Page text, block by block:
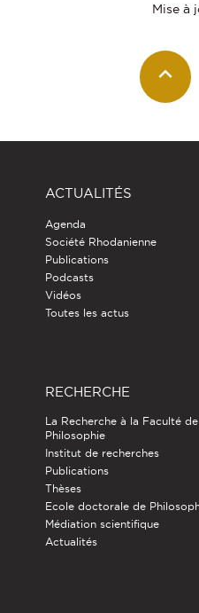
Mise à
ACTUALITÉS
Agenda
Société Rhodanienne
Publications
Podcasts
Vidéos
Toutes les actus
RECHERCHE
La Recherche à la Faculté de
Philosophie
Institut de recherches
Publications
Thèses
Ecole doctorale de
Médiation scientifique
Actualités